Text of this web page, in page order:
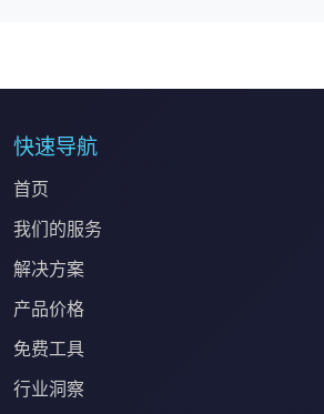
快速导航
首页
我们的服务
解决方案
产品价格
免费工具
行业洞察